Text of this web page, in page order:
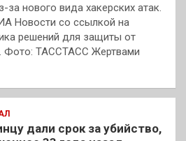
за нового вида хакерских атак.
Новости со ссылкой на
решений для защиты от
Фото: ТАССТАСС Жертвами
дали срок за убийство,